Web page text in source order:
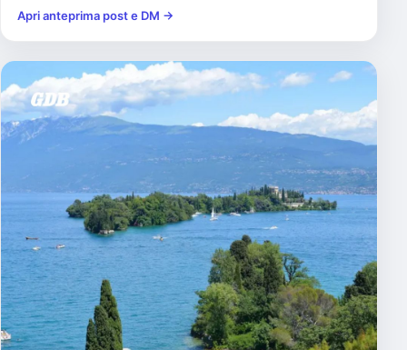
Apri anteprima post e DM →